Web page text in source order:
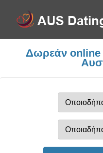
Δωρεάν online